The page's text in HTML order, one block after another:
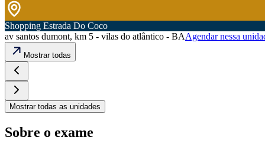
Shopping Estrada Do Coco
av santos dumont, km 5 - vilas do atlântico - BAAgendar nessa
Mostrar todas
Mostrar todas as unidades
Sobre o exame